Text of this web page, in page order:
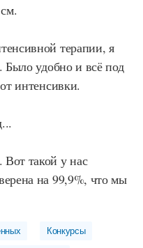
терапии, я
Было удобно и всё под
интенсивки.
такой у нас
на 99,9%, что мы
Конкурсы